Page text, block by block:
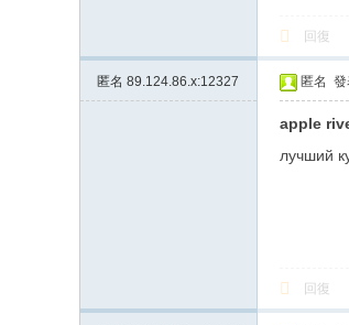
45
回復
匿名 89.124.86.x:12327 匿名
apple
лучший
回復